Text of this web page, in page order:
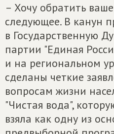
– Хочу обратить
следующее. В канун
в Государственную
партии "Единая
и на региональном
сделаны четкие
вопросам жизни
"Чистая вода",
взяла как одну из